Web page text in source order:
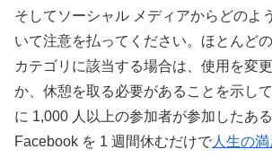
そしてソーシャル メディアからどのよ
いて注意を払ってください。ほとんど
カテゴリに該当する場合は、使用を変
か、休憩を取る必要があることを示し
に 1,000 人以上の参加者が参加したある
Facebook を 1 週間休むだけで人生の